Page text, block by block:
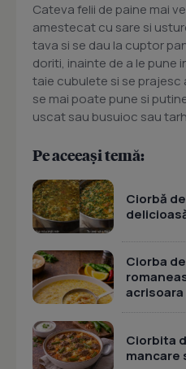
Cateva felii de paine mai
amestecat cu sare si
tava si se dau la cuptor
doriti, inainte de a le pune
taie cubulete si se prajesc
se mai poate pune si
uscat sau busuioc sau
Pe aceeași temă:
Ciorbă
Ciorba
acrisoara
Ciorbita
mancare